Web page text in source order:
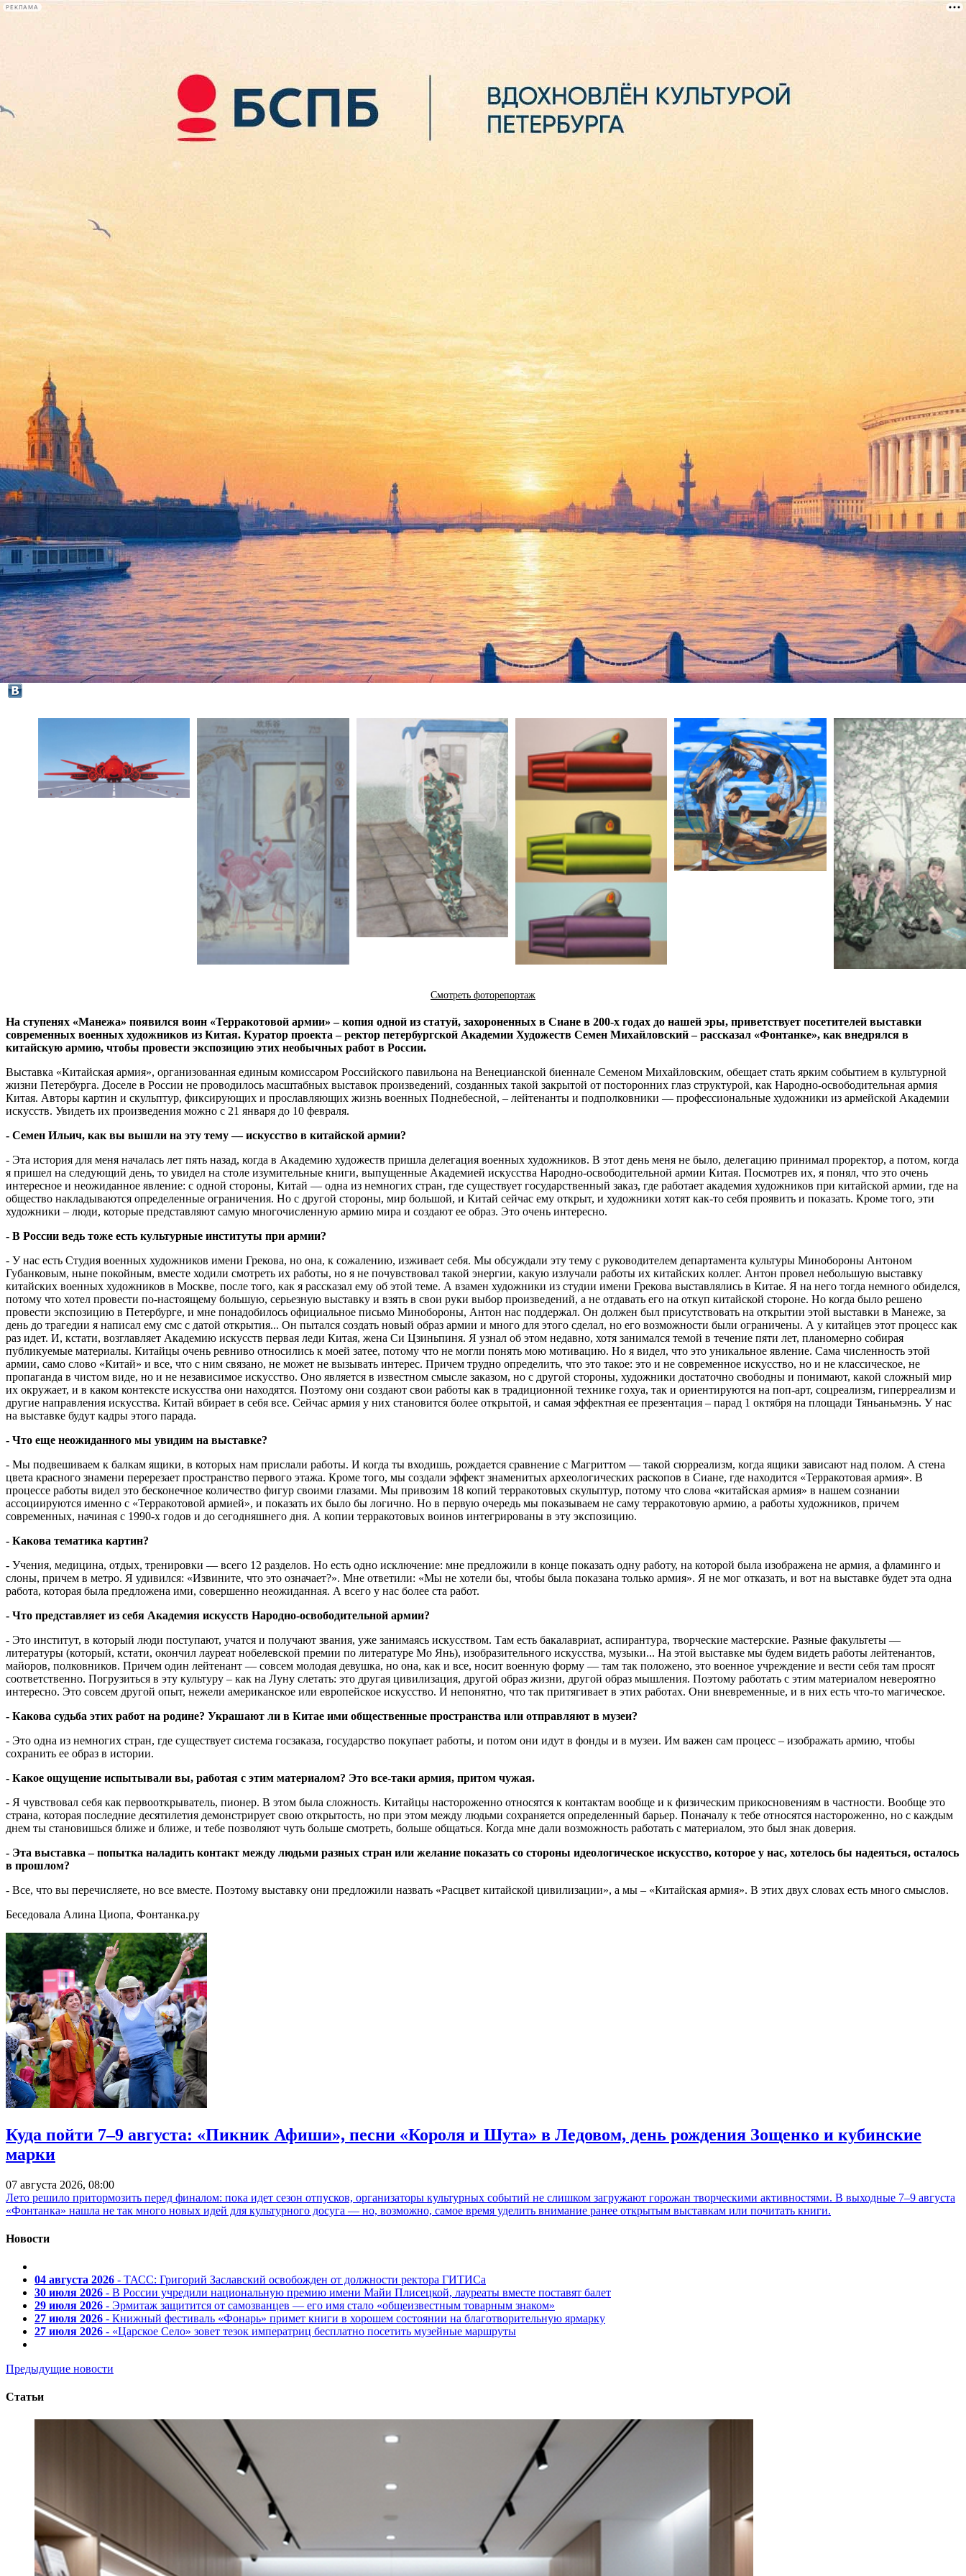
РЕКЛАМА
лекции
книги
Семен Михайловский: «Погрузиться в культуру Китая — как на Луну слетать»
20 января 2017,12:37 Версия для печати
Смотреть фоторепортаж
На ступенях «Манежа» появился воин «Терракотовой армии» – копия одной из статуй, захороненных в Сиане в 200-х годах до нашей эры, приветствует посетителей выставки
современных военных художников из Китая. Куратор проекта – ректор петербургской Академии Художеств Семен Михайловский – рассказал «Фонтанке», как внедрялся в
китайскую армию, чтобы провести экспозицию этих необычных работ в России.
Выставка «Китайская армия», организованная единым комиссаром Российского павильона на Венецианской биеннале Семеном Михайловским, обещает стать ярким событием в культурной
жизни Петербурга. Доселе в России не проводилось масштабных выставок произведений, созданных такой закрытой от посторонних глаз структурой, как Народно-освободительная армия
Китая. Авторы картин и скульптур, фиксирующих и прославляющих жизнь военных Поднебесной, – лейтенанты и подполковники — профессиональные художники из армейской Академии
искусств. Увидеть их произведения можно с 21 января до 10 февраля.
- Семен Ильич, как вы вышли на эту тему — искусство в китайской армии?
- Эта история для меня началась лет пять назад, когда в Академию художеств пришла делегация военных художников. В этот день меня не было, делегацию принимал проректор, а потом, когда
я пришел на следующий день, то увидел на столе изумительные книги, выпущенные Академией искусства Народно-освободительной армии Китая. Посмотрев их, я понял, что это очень
интересное и неожиданное явление: с одной стороны, Китай — одна из немногих стран, где существует государственный заказ, где работает академия художников при китайской армии, где на
общество накладываются определенные ограничения. Но с другой стороны, мир большой, и Китай сейчас ему открыт, и художники хотят как-то себя проявить и показать. Кроме того, эти
художники – люди, которые представляют самую многочисленную армию мира и создают ее образ. Это очень интересно.
- В России ведь тоже есть культурные институты при армии?
- У нас есть Студия военных художников имени Грекова, но она, к сожалению, изживает себя. Мы обсуждали эту тему с руководителем департамента культуры Минобороны Антоном
Губанковым, ныне покойным, вместе ходили смотреть их работы, но я не почувствовал такой энергии, какую излучали работы их китайских коллег. Антон провел небольшую выставку
китайских военных художников в Москве, после того, как я рассказал ему об этой теме. А взамен художники из студии имени Грекова выставлялись в Китае. Я на него тогда немного обиделся,
потому что хотел провести по-настоящему большую, серьезную выставку и взять в свои руки выбор произведений, а не отдавать его на откуп китайской стороне. Но когда было решено
провести экспозицию в Петербурге, и мне понадобилось официальное письмо Минобороны, Антон нас поддержал. Он должен был присутствовать на открытии этой выставки в Манеже, за
день до трагедии я написал ему смс с датой открытия... Он пытался создать новый образ армии и много для этого сделал, но его возможности были ограничены. А у китайцев этот процесс как
раз идет. И, кстати, возглавляет Академию искусств первая леди Китая, жена Си Цзиньпиня. Я узнал об этом недавно, хотя занимался темой в течение пяти лет, планомерно собирая
публикуемые материалы. Китайцы очень ревниво относились к моей затее, потому что не могли понять мою мотивацию. Но я видел, что это уникальное явление. Сама численность этой
армии, само слово «Китай» и все, что с ним связано, не может не вызывать интерес. Причем трудно определить, что это такое: это и не современное искусство, но и не классическое, не
пропаганда в чистом виде, но и не независимое искусство. Оно является в известном смысле заказом, но с другой стороны, художники достаточно свободны и понимают, какой сложный мир
их окружает, и в каком контексте искусства они находятся. Поэтому они создают свои работы как в традиционной технике гохуа, так и ориентируются на поп-арт, соцреализм, гиперреализм и
другие направления искусства. Китай вбирает в себя все. Сейчас армия у них становится более открытой, и самая эффектная ее презентация – парад 1 октября на площади Тяньаньмэнь. У нас
на выставке будут кадры этого парада.
- Что еще неожиданного мы увидим на выставке?
- Мы подвешиваем к балкам ящики, в которых нам прислали работы. И когда ты входишь, рождается сравнение с Магриттом — такой сюрреализм, когда ящики зависают над полом. А стена
цвета красного знамени перерезает пространство первого этажа. Кроме того, мы создали эффект знаменитых археологических раскопов в Сиане, где находится «Терракотовая армия». В
процессе работы видел это бесконечное количество фигур своими глазами. Мы привозим 18 копий терракотовых скульптур, потому что слова «китайская армия» в нашем сознании
ассоциируются именно с «Терракотовой армией», и показать их было бы логично. Но в первую очередь мы показываем не саму терракотовую армию, а работы художников, причем
современных, начиная с 1990-х годов и до сегодняшнего дня. А копии терракотовых воинов интегрированы в эту экспозицию.
- Какова тематика картин?
- Учения, медицина, отдых, тренировки — всего 12 разделов. Но есть одно исключение: мне предложили в конце показать одну работу, на которой была изображена не армия, а фламинго и
слоны, причем в метро. Я удивился: «Извините, что это означает?». Мне ответили: «Мы не хотели бы, чтобы была показана только армия». Я не мог отказать, и вот на выставке будет эта одна
работа, которая была предложена ими, совершенно неожиданная. А всего у нас более ста работ.
- Что представляет из себя Академия искусств Народно-освободительной армии?
- Это институт, в который люди поступают, учатся и получают звания, уже занимаясь искусством. Там есть бакалавриат, аспирантура, творческие мастерские. Разные факультеты —
литературы (который, кстати, окончил лауреат нобелевской премии по литературе Мо Янь), изобразительного искусства, музыки... На этой выставке мы будем видеть работы лейтенантов,
майоров, полковников. Причем один лейтенант — совсем молодая девушка, но она, как и все, носит военную форму — там так положено, это военное учреждение и вести себя там просят
соответственно. Погрузиться в эту культуру – как на Луну слетать: это другая цивилизация, другой образ жизни, другой образ мышления. Поэтому работать с этим материалом невероятно
интересно. Это совсем другой опыт, нежели американское или европейское искусство. И непонятно, что так притягивает в этих работах. Они вневременные, и в них есть что-то магическое.
- Какова судьба этих работ на родине? Украшают ли в Китае ими общественные пространства или отправляют в музеи?
- Это одна из немногих стран, где существует система госзаказа, государство покупает работы, и потом они идут в фонды и в музеи. Им важен сам процесс – изображать армию, чтобы
сохранить ее образ в истории.
- Какое ощущение испытывали вы, работая с этим материалом? Это все-таки армия, притом чужая.
- Я чувствовал себя как первооткрыватель, пионер. В этом была сложность. Китайцы настороженно относятся к контактам вообще и к физическим прикосновениям в частности. Вообще это
страна, которая последние десятилетия демонстрирует свою открытость, но при этом между людьми сохраняется определенный барьер. Поначалу к тебе относятся настороженно, но с каждым
днем ты становишься ближе и ближе, и тебе позволяют чуть больше смотреть, больше общаться. Когда мне дали возможность работать с материалом, это был знак доверия.
- Эта выставка – попытка наладить контакт между людьми разных стран или желание показать со стороны идеологическое искусство, которое у нас, хотелось бы надеяться, осталось
в прошлом?
- Все, что вы перечисляете, но все вместе. Поэтому выставку они предложили назвать «Расцвет китайской цивилизации», а мы – «Китайская армия». В этих двух словах есть много смыслов.
Беседовала Алина Циопа, Фонтанка.ру
Куда пойти 7–9 августа: «Пикник Афиши», песни «Короля и Шута» в Ледовом, день рождения Зощенко и кубинские
марки
07 августа 2026, 08:00
Лето решило притормозить перед финалом: пока идет сезон отпусков, организаторы культурных событий не слишком загружают горожан творческими активностями. В выходные 7–9 августа
«Фонтанка» нашла не так много новых идей для культурного досуга — но, возможно, самое время уделить внимание ранее открытым выставкам или почитать книги.
Новости
04 августа 2026 - ТАСС: Григорий Заславский освобожден от должности ректора ГИТИСа
30 июля 2026 - В России учредили национальную премию имени Майи Плисецкой, лауреаты вместе поставят балет
29 июля 2026 - Эрмитаж защитится от самозванцев — его имя стало «общеизвестным товарным знаком»
27 июля 2026 - Книжный фестиваль «Фонарь» примет книги в хорошем состоянии на благотворительную ярмарку
27 июля 2026 - «Царское Село» зовет тезок императриц бесплатно посетить музейные маршруты
Предыдущие новости
Статьи